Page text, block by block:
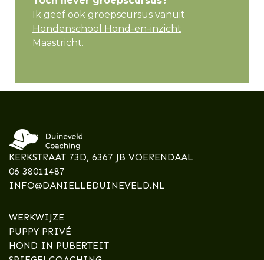
Ik geef ook groepscursus vanuit
Hondenschool Hond-en-inzicht
Maastricht.
WERKWIJZE
PUPPY PRIVÉ
HOND IN PUBERTEIT
KERKSTRAAT 73D, 6367 JB VOERENDAAL
06 38011487
INFO@DANIELLEDUINEVELD.NL